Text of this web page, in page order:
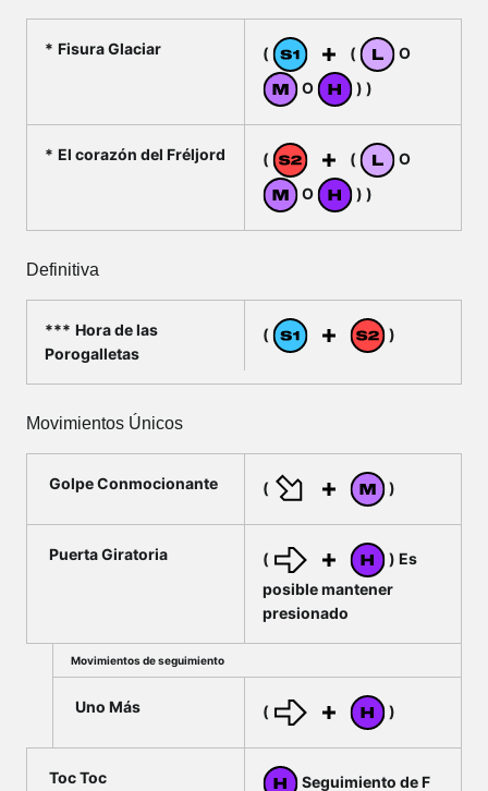
Fisura Glaciar ( (
O
O
) )
El corazón del Fréljord ( (
O
O
) )
Definitiva
Hora de las
Porogalletas
( )
Movimientos Únicos
Golpe Conmocionante ( )
Puerta Giratoria (
) Es
posible mantener
presionado
Movimientos de seguimiento
Uno Más ( )
Toc Toc Seguimiento de F